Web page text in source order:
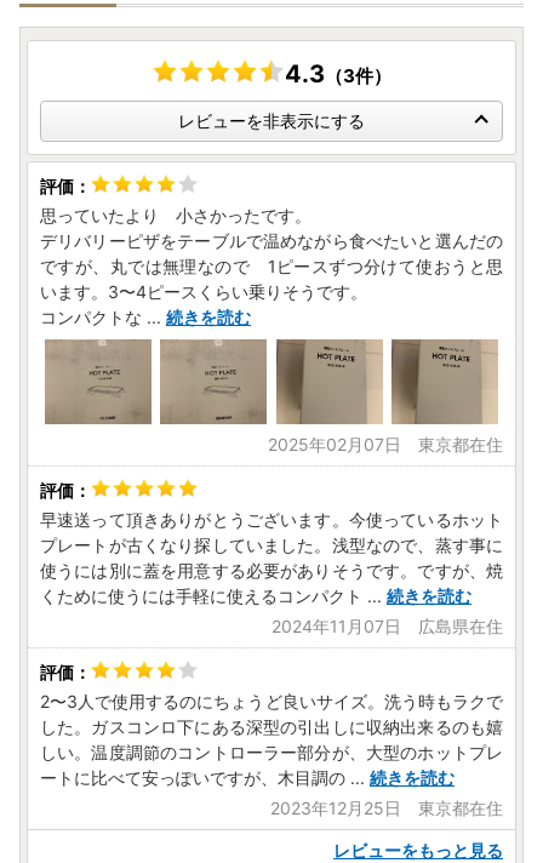
ります。
また、開封・未使用であっても、メーカー保証の期間は変わ
・「組み立て不要」の記載がないものはお客様組み立てとな
っております。工具は入っておりません。
4.3 （3件）
レビューを非表示にする
思っていたより 小さかったです。
デリバリーピザをテーブルで温めながら食べたいと選んだの
ですが、丸では無理なので 1ピースずつ分けて使おうと思
います。3〜4ピースくらい乗りそうです。
コンパクトな ... 続きを読む
2025年02月07日 東京都在住
早速送って頂きありがとうございます。今使っているホット
プレートが古くなり探していました。浅型なので、蒸す事に
使うには別に蓋を用意する必要がありそうです。ですが、焼
くために使うには手軽に使えるコンパクト ... 続きを読む
2024年11月07日 広島県在住
2〜3人で使用するのにちょうど良いサイズ。洗う時もラクで
した。ガスコンロ下にある深型の引出しに収納出来るのも嬉
しい。温度調節のコントローラー部分が、大型のホットプレ
ートに比べて安っぽいですが、木目調の ... 続きを読む
2023年12月25日 東京都在住
レビューをもっと見る